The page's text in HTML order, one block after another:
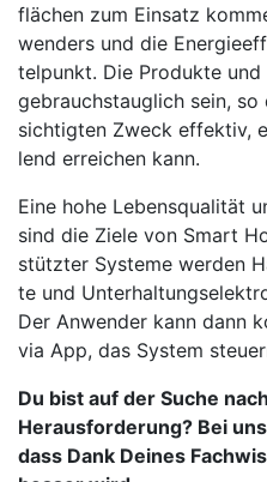
flä­chen zum Ein­satz
wen­ders und die
tel­punkt. Die Pro­duk­te und
ge­brauchs­taug­lich sein,
sich­tig­ten Zweck ef­fek­tiv,
lend er­rei­chen kann.
Ei­ne ho­he Le­bens­qua­li­tät
sind die Zie­le von Smart
stütz­ter Sys­te­me wer­den
te und
Der An­wen­der kann dann
via App, das Sys­tem
Du bist auf der Su­che
Her­aus­for­de­rung? Bei
dass Dank Dei­nes